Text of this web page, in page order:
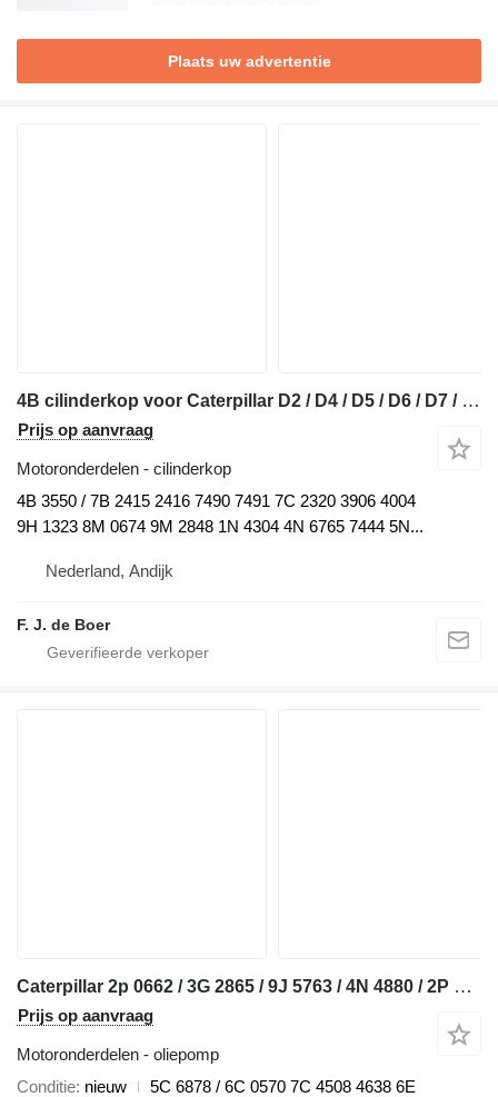
Plaats uw advertentie
4B cilinderkop voor Caterpillar D2 / D4 / D5 / D6 / D7 / D8 / 920 / 926 / 928 / 930 / 950 / 966 / 972 / 14M / 16M / 18M / 325 / 345 / 349 bulldozer
Prijs op aanvraag
Motoronderdelen - cilinderkop
4B 3550 / 7B 2415 2416 7490 7491 7C 2320 3906 4004
9H 1323 8M 0674 9M 2848 1N 4304 4N 6765 7444 5N...
Nederland, Andijk
F. J. de Boer
Caterpillar 2p 0662 / 3G 2865 / 9J 5763 / 4N 4880 / 2P 5195 / 8P 8208 / 6I 1 5C oliepomp voor Caterpillar D5 / D6 / D8H / D25 / D30 / D250 / D300/ D350 / 615 / 920 / 926 / 930 / 936 / 963 / IT28 bulldozer
Prijs op aanvraag
Motoronderdelen - oliepomp
Conditie nieuw
5C 6878 / 6C 0570 7C 4508 4638 6E